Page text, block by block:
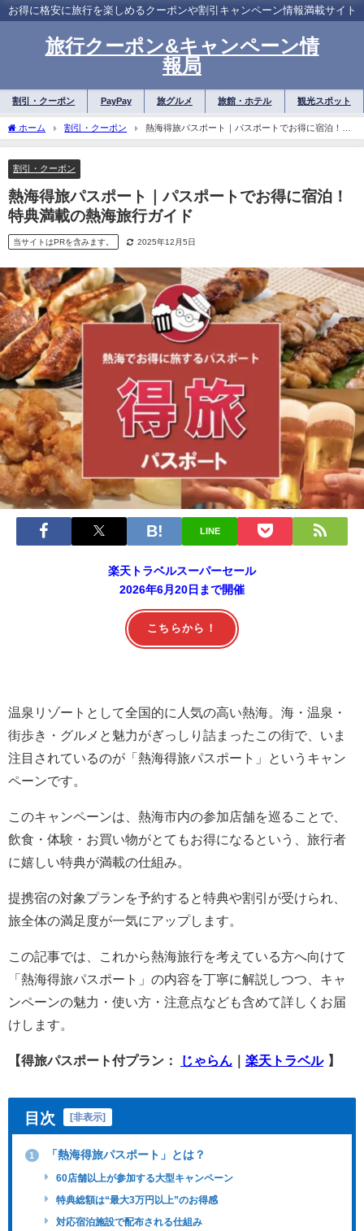
お得に格安に旅行を楽しめるクーポンや割引キャンペーン情報満載サイト
旅行クーポン&キャンペーン情
報局
割引・クーポン PayPay 旅グルメ 旅館・ホテル 観光スポット
ホーム 割引・クーポン
熱海得旅パスポート｜パスポートでお得に宿泊！特
典満載の熱海旅行ガイド
割引・クーポン
熱海得旅パスポート｜パスポートでお得に宿泊！
特典満載の熱海旅行ガイド
当サイトはPRを含みます。 2025年12月5日
LINE
楽天トラベルスーパーセール
2026年6月20日まで開催
こちらから！
温泉リゾートとして全国的に人気の高い熱海。海・温泉・
街歩き・グルメと魅力がぎっしり詰まったこの街で、いま
注目されているのが「熱海得旅パスポート」というキャン
ペーンです。
このキャンペーンは、熱海市内の参加店舗を巡ることで、
飲食・体験・お買い物がとてもお得になるという、旅行者
に嬉しい特典が満載の仕組み。
提携宿の対象プランを予約すると特典や割引が受けられ、
旅全体の満足度が一気にアップします。
この記事では、これから熱海旅行を考えている方へ向けて
「熱海得旅パスポート」の内容を丁寧に解説しつつ、キャ
ンペーンの魅力・使い方・注意点なども含めて詳しくお届
けします。
【得旅パスポート付プラン： じゃらん 楽天トラベル 】
目次 [非表示]
1 「熱海得旅パスポート」とは？
60店舗以上が参加する大型キャンペーン
特典総額は“最大3万円以上”のお得感
対応宿泊施設で配布される仕組み